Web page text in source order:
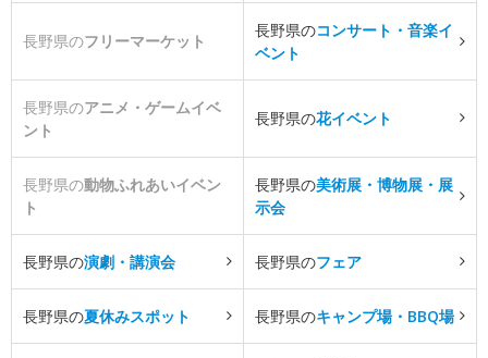
長野県のフリーマーケット
長野県のコンサート・音楽イ
ベント
長野県のアニメ・ゲームイベ
ント
長野県の花イベント
長野県の動物ふれあいイベン
ト
長野県の美術展・博物展・展
示会
長野県の演劇・講演会 長野県のフェア
長野県の夏休みスポット 長野県のキャンプ場・BBQ場